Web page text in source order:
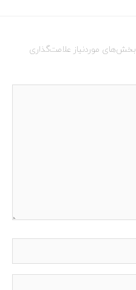
بخش‌های موردنیاز علامت‌گذاری